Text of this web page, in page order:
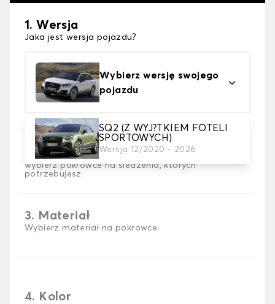
1. Wersja
Jaka jest wersja pojazdu?
Wybierz wersję swojego
pojazdu
SQ2 (Z WYJ?TKIEM FOTELI
SPORTOWYCH)
Wersja 12/2020 - 2026
2. Wybór gry
wybierz pokrowce na siedzenia, których
potrzebujesz
3. Materiał
Wybierz materiał na pokrowce.
4. Kolor